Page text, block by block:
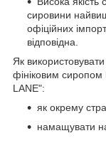
сировини
офіційних
відповідна.
Як
фініковим
LANE":
як окрему
намащувати на